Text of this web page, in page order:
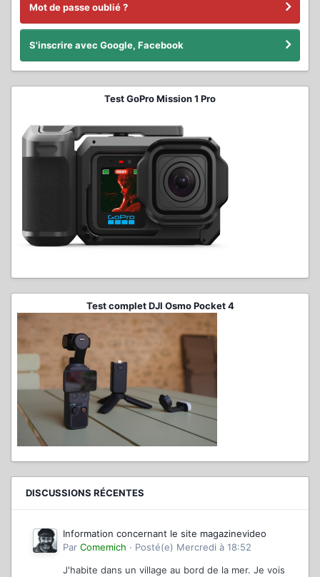
Mot de passe oublié ?
S'inscrire avec Google, Facebook
Test GoPro Mission 1 Pro
Test complet DJI Osmo Pocket 4
DISCUSSIONS RÉCENTES
Information concernant le site magazinevideo
Par Comemich · Posté(e) Mercredi à 18:52
J'habite dans un village au bord de la mer. Je vois